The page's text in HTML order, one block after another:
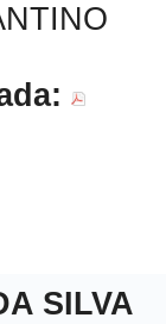
SILVA